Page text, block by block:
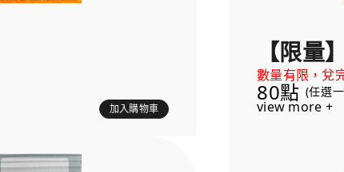
加入購物車
【限量
數量有限，兌
80點 (任選
view more +